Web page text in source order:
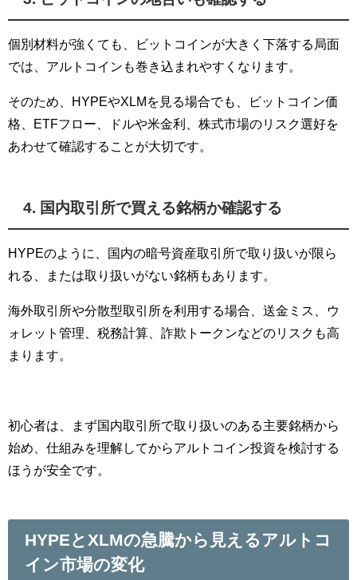
個別材料が強くても、ビットコインが大きく下落する局面
では、アルトコインも巻き込まれやすくなります。
そのため、HYPEやXLMを見る場合でも、ビットコイン価
格、ETFフロー、ドルや米金利、株式市場のリスク選好を
あわせて確認することが大切です。
4. 国内取引所で買える銘柄か確認する
HYPEのように、国内の暗号資産取引所で取り扱いが限ら
れる、または取り扱いがない銘柄もあります。
海外取引所や分散型取引所を利用する場合、送金ミス、ウ
ォレット管理、税務計算、詐欺トークンなどのリスクも高
まります。
初心者は、まず国内取引所で取り扱いのある主要銘柄から
始め、仕組みを理解してからアルトコイン投資を検討する
ほうが安全です。
HYPEとXLMの急騰から見えるアルトコ
イン市場の変化